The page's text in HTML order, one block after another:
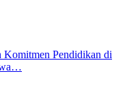
Komitmen Pendidikan di